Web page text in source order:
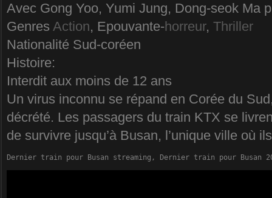
Avec Gong Yoo, Yumi Jung, Dong-seok Ma
Genres Action, Epouvante-horreur, Thriller
Nationalité Sud-coréen
Histoire:
Interdit aux moins de 12 ans
Un virus inconnu se répand en Corée du
décrété. Les passagers du train KTX se
de survivre jusqu’à Busan, l’unique ville où
Dernier train pour Busan streaming, Dernier train pour